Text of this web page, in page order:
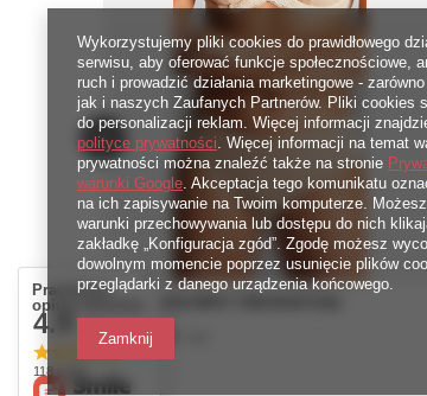
104,00 zł
Prawdziwe
opinie klientów
4.9
118 opinii
Wykorzystujemy pliki cookies do prawidłowego
serwisu, aby oferować funkcje społecznościowe,
ruch i prowadzić działania marketingowe -
jak i naszych Zaufanych Partnerów. Pliki cookies
do personalizacji reklam. Więcej informacji
polityce prywatności. Więcej informacji na temat
prywatności można znaleźć także na stronie
warunki Google. Akceptacja tego komunikatu
na ich zapisywanie na Twoim komputerze.
warunki przechowywania lub dostępu do nich
zakładkę „Konfiguracja zgód”. Zgodę możesz
dowolnym momencie poprzez usunięcie plików
przeglądarki z danego urządzenia końcowego.
Zamknij